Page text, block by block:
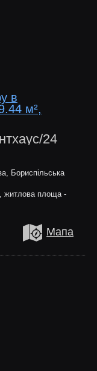
в
м²,
24
Бориспільська
житлова площа -
Мапа